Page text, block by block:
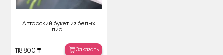
Авторский букет из белых
пион
118 800 ₸ Заказать